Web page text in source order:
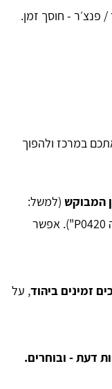
פנצ׳ר - חוסך זמן.
במרכז ולהפוך
המבוקש (למשל:
"מוסך ביהוד - טיפול קטן וקוד תקלה P0420"). אפשר
, על
דעת - ובוחרים.